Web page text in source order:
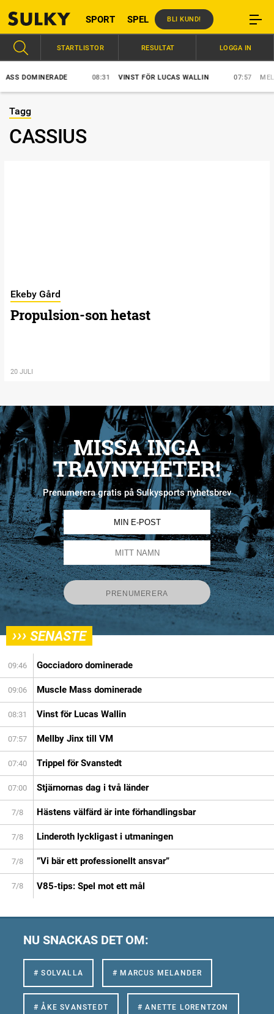
SPORT SPEL BLI KUND!
DOMINERADE 08:31 VINST FÖR LUCAS WALLIN 07:57
STARTLISTOR RESULTAT LOGGA IN
Tagg
CASSIUS
Ekeby Gård
Propulsion-son hetast
20 JULI
MISSA INGA
TRAVNYHETER!
Prenumerera gratis på Sulkysports nyhetsbrev
››› SENASTE
09:46 Gocciadoro dominerade
09:06 Muscle Mass dominerade
08:31 Vinst för Lucas Wallin
07:57 Mellby Jinx till VM
07:40 Trippel för Svanstedt
07:00 Stjärnornas dag i två länder
7/8 Hästens välfärd är inte förhandlingsbar
7/8 Linderoth lyckligast i utmaningen
7/8 ”Vi bär ett professionellt ansvar”
7/8 V85-tips: Spel mot ett mål
NU SNACKAS DET OM:
# SOLVALLA # MARCUS MELANDER
# ÅKE SVANSTEDT # ANETTE LORENTZON